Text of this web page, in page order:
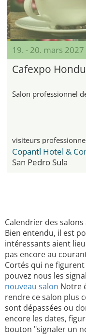
19. - 20. mars 2027
Cafexpo
Salon professionnel
visiteurs
Copantl Hotel &
San Pedro Sula
Calendrier des salons
Bien entendu, il est
intéressants aient
pas encore au
Cortés qui ne
pouvez nous les
nouveau salon Notre
rendre ce salon plus
sont dépassées ou
encore les dates,
bouton "signaler un